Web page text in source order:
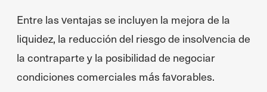
Entre las ventajas se incluyen la mejora de la
liquidez, la reducción del riesgo de insolvencia de
la contraparte y la posibilidad de negociar
condiciones comerciales más favorables.